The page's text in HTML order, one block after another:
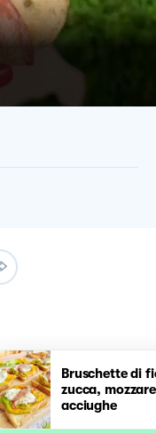
Bruschette di
zucca,
acciughe